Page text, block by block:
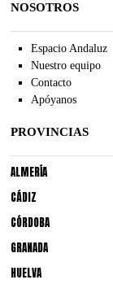
NOSOTROS
Espacio Andaluz
Nuestro equipo
Contacto
Apóyanos
PROVINCIAS
ALMERÍA
CÁDIZ
CÓRDOBA
GRANADA
HUELVA